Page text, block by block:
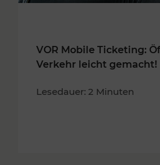
VOR Mobile Ticketing:
Verkehr leicht gemacht!
Lesedauer: 2 Minuten